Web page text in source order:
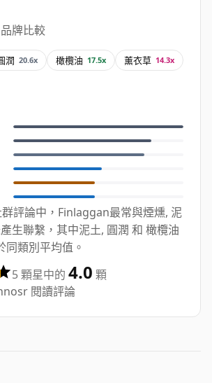
牌比較
潤 20.6x 橄欖油 17.5x 薰衣草 14.3x
評論中，Finlaggan最常與煙燻, 泥
生聯繫，其中泥土, 圓潤 和 橄欖油
同類別平均值。
5 顆星中的 4.0 顆
閱讀評論